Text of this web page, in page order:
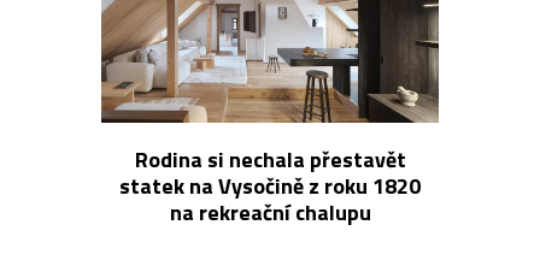
Rodina si nechala přestavět
statek na Vysočině z roku 1820
na rekreační chalupu